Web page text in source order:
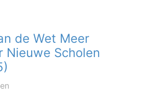
de Wet Meer
Nieuwe Scholen